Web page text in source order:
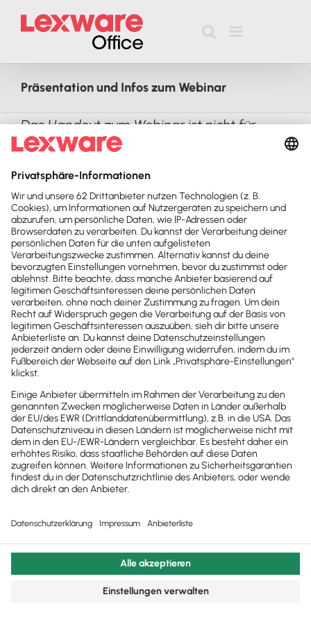
Zum
Inhalt
Präsentation und Infos zum Webinar
Das Handout zum Webinar ist nicht für
Endkunden.
Präsentation und Infos zum Webinar
Impressum|Datenschutz|Cookie Einstellungen
Facebook
X YouTube
Rss